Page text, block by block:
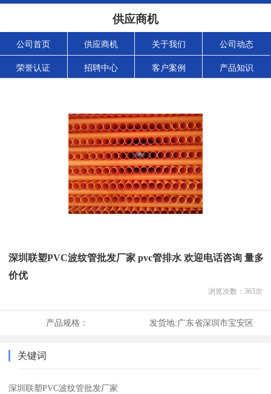
供应商机
公司首页 供应商机 关于我们 公司动态
荣誉认证 招聘中心 客户案例 产品知识
深圳联塑PVC波纹管批发厂家 pvc管排水 欢迎电话咨询 量多
价优
浏览次数： 363次
产品规格： 发货地:广东省深圳市宝安区
关键词
深圳联塑PVC波纹管批发厂家